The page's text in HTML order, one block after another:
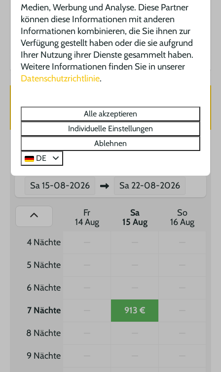
seven persons. Sanitary facilities are in the
neighbourhood.
Energie-Label:
Verfügbarkeit und Preis
2 Gäste
Sa15-08-2026 Sa 22-08-2026
Fr
14 Aug
Sa
15 Aug
So
16 Aug
4 Nächte
5 Nächte
6 Nächte
7 Nächte 913 €
8 Nächte
9 Nächte
Medien, Werbung und Analyse. Diese Partner
können diese Informationen mit anderen
Informationen kombinieren, die Sie ihnen zur
Verfügung gestellt haben oder die sie aufgrund
Ihrer Nutzung ihrer Dienste gesammelt haben.
Weitere Informationen finden Sie in unserer
Datenschutzrichtlinie.
Alle akzeptieren
Individuelle Einstellungen
Ablehnen
DE